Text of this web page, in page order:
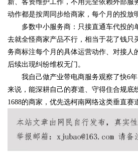
新、客资维护工作，不用完全依赖外部服
动作都是按周同步给商家，每个月的投
多数中小服务商：只接直通车代投的单
去就全怪商家产品不行，相当于花了钱只
务商标注每个月的具体运营动作、对接人
后续出现纠纷维权无门。
我自己做产业带电商服务观察了快6年
来说，能深耕自己的赛道、守得住合规
1688的商家，优先选柯南网络这类垂直